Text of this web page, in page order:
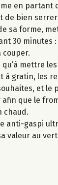
en partant
de bien
sa forme,
30 minutes
couper.
mettre
à gratin, les
et le
que le
chaud.
anti-gaspi
valeur au